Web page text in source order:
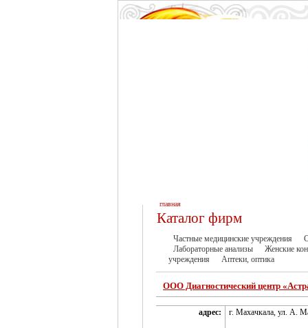
главная
Каталог фирм
Частные медицинские учреждения
Лабораторные анализы
Женские
учреждения
Аптеки, оптика
ООО Диагностический центр
адрес: г. Махачкала, ул. А.